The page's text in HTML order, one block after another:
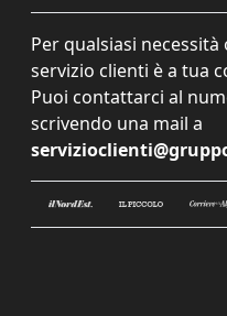
Per qualsiasi
servizio clienti è a tua
Puoi contattarci al
scrivendo una mail a